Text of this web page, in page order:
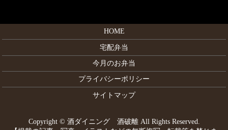
HOME
宅配弁当
今月のお弁当
プライバシーポリシー
サイトマップ
Copyright © 酒ダイニング 酒破離 All Rights Reserved.